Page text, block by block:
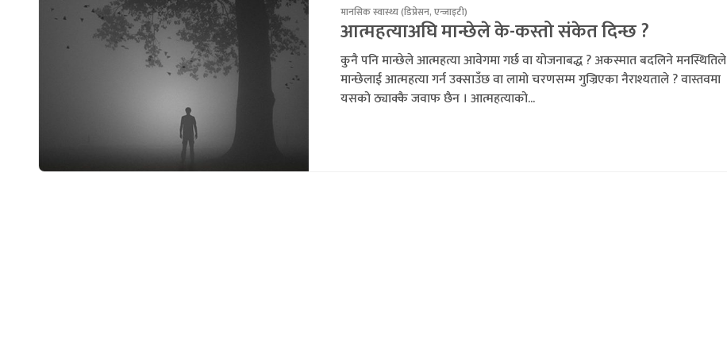
मानसिक स्वास्थ्य (डिप्रेसन, एन्जाइटी)
आत्महत्याअघि मान्छेले के-कस्तो संकेत दिन्छ ?
कुनै पनि मान्छेले आत्महत्या आवेगमा गर्छ वा योजनाबद्ध ? अकस्मात बदलिने मनस्थितिले
मान्छेलाई आत्महत्या गर्न उक्साउँछ वा लामो चरणसम्म गुज्रिएका नैराश्यताले ? वास्तवमा
यसको ठ्याक्कै जवाफ छैन । आत्महत्याको...